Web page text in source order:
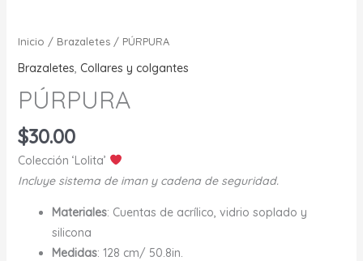
Inicio / Brazaletes/ PÚRPURA
Brazaletes, Collares y colgantes
PÚRPURA
$30.00
Colección ‘Lolita’
Incluye sistema de iman y cadena de seguridad.
Materiales: Cuentas de acrílico, vidrio soplado y
silicona
Medidas: 128 cm/ 50.8in.